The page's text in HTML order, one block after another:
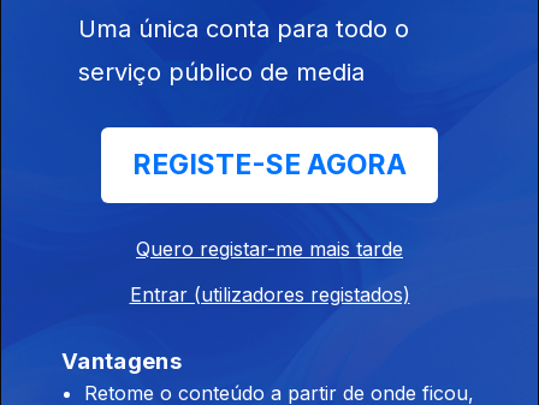
13 dez. 2019
Uma única conta para todo o
serviço público de media
REGISTE-SE AGORA
Quero registar-me mais tarde
Entrar (utilizadores registados)
Vantagens
Retome o conteúdo a partir de onde ficou,